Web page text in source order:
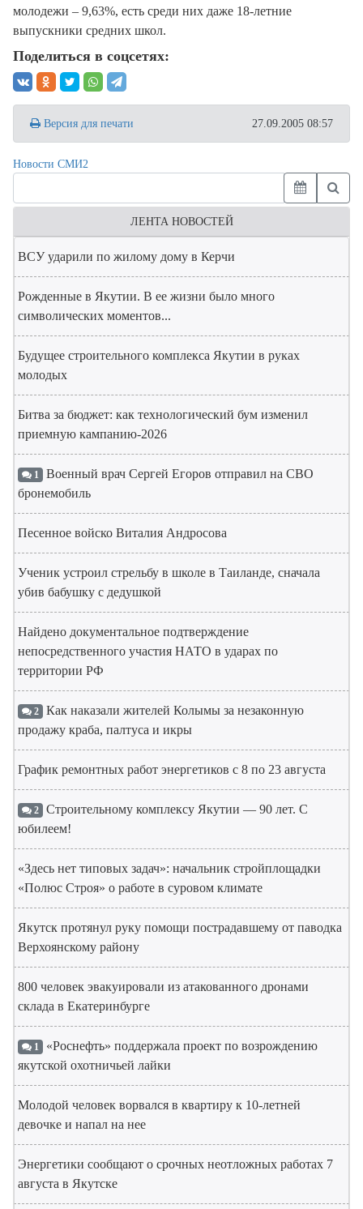
молодежи – 9,63%, есть среди них даже 18-летние
выпускники средних школ.
Поделиться в соцсетях:
Версия для печати 27.09.2005 08:57
Новости СМИ2
ЛЕНТА НОВОСТЕЙ
ВСУ ударили по жилому дому в Керчи
Рожденные в Якутии. В ее жизни было много
символических моментов...
Будущее строительного комплекса Якутии в руках
молодых
Битва за бюджет: как технологический бум изменил
приемную кампанию-2026
1 Военный врач Сергей Егоров отправил на СВО
бронемобиль
Песенное войско Виталия Андросова
Ученик устроил стрельбу в школе в Таиланде, сначала
убив бабушку с дедушкой
Найдено документальное подтверждение
непосредственного участия НАТО в ударах по
территории РФ
2 Как наказали жителей Колымы за незаконную
продажу краба, палтуса и икры
График ремонтных работ энергетиков с 8 по 23 августа
2 Строительному комплексу Якутии — 90 лет. С
юбилеем!
«Здесь нет типовых задач»: начальник стройплощадки
«Полюс Строя» о работе в суровом климате
Якутск протянул руку помощи пострадавшему от паводка
Верхоянскому району
800 человек эвакуировали из атакованного дронами
склада в Екатеринбурге
1 «Роснефть» поддержала проект по возрождению
якутской охотничьей лайки
Молодой человек ворвался в квартиру к 10-летней
девочке и напал на нее
Энергетики сообщают о срочных неотложных работах 7
августа в Якутске